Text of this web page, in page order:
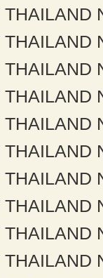
THAILAND
THAILAND
THAILAND
THAILAND
THAILAND
THAILAND
THAILAND
THAILAND
THAILAND
THAILAND